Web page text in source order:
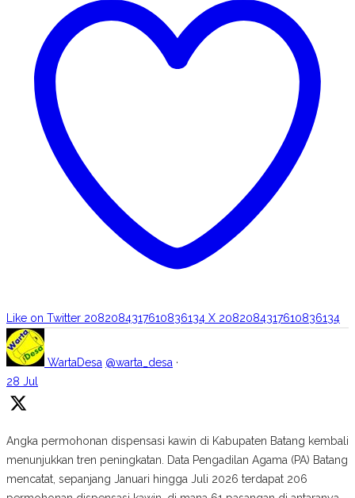
Like on Twitter 2082084317610836134 X 2082084317610836134
WartaDesa @warta_desa ·
28 Jul
Angka permohonan dispensasi kawin di Kabupaten Batang kembali
menunjukkan tren peningkatan. Data Pengadilan Agama (PA) Batang
mencatat, sepanjang Januari hingga Juli 2026 terdapat 206